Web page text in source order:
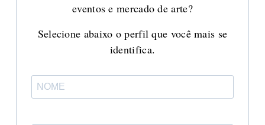
eventos e mercado de arte?
Selecione abaixo o perfil que você mais se
identifica.